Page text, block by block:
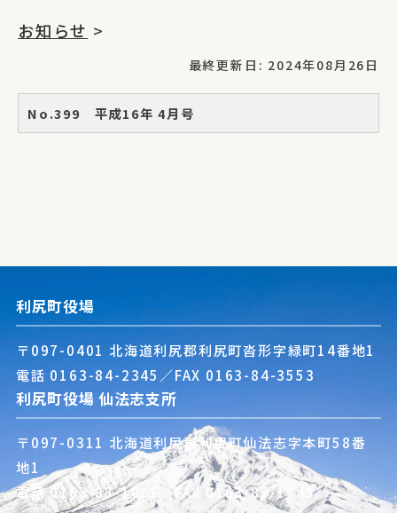
お知らせ >
最終更新日: 2024年08月26日
No.399 平成16年 4月号
利尻町役場
〒097-0401 北海道利尻郡利尻町沓形字緑町14番地1
電話 0163-84-2345 ／FAX 0163-84-3553
利尻町役場 仙法志支所
〒097-0311 北海道利尻郡利尻町仙法志字本町58番
地1
電話0163-85-1011 ／FAX 0163-85-1745